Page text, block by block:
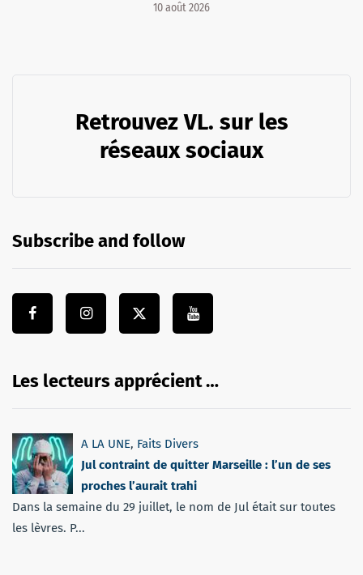
10 août 2026
Retrouvez VL. sur les
réseaux sociaux
Subscribe and follow
Les lecteurs apprécient …
A LA UNE, Faits Divers
Jul contraint de quitter Marseille : l’un de ses
proches l’aurait trahi
Dans la semaine du 29 juillet, le nom de Jul était sur toutes
les lèvres. P...